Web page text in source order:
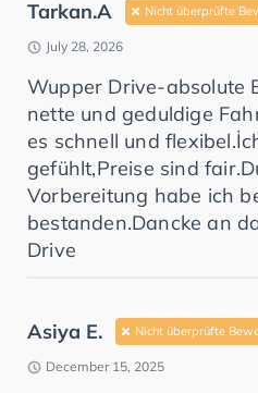
Tarkan.A Nicht überprüfte
July 28, 2026
Wupper Drive-absolute
nette und geduldige
es schnell und
gefühlt,Preise sind
Vorbereitung habe ich
bestanden.Dancke an
Drive
Asiya E. Nicht überprüfte
December 15, 2025